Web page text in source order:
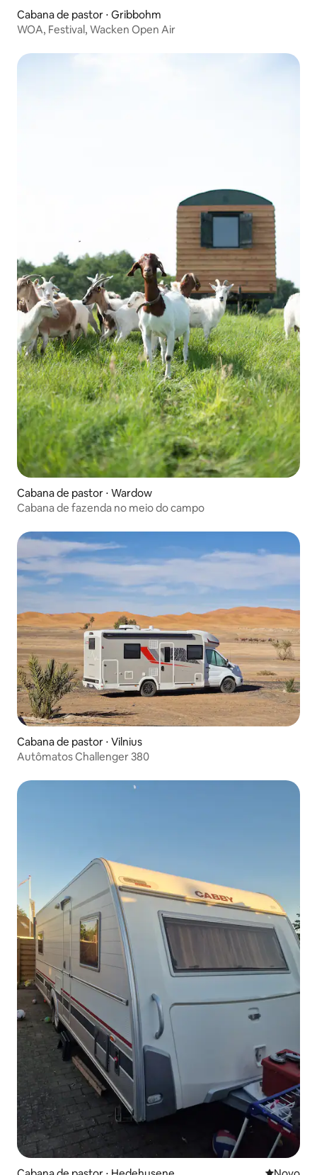
Cabana de pastor ⋅ Gribbohm
WOA, Festival, Wacken Open Air
Cabana de pastor ⋅ Wardow
Cabana de fazenda no meio do campo
Cabana de pastor ⋅ Vilnius
Autômatos Challenger 380